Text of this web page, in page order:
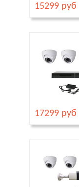
15299 руб
17299 руб